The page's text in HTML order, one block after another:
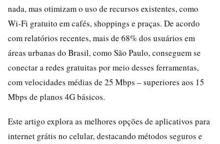
nada, mas otimizam o uso de recursos existentes, como
Wi-Fi gratuito em cafés, shoppings e praças. De acordo
com relatórios recentes, mais de 68% dos usuários em
áreas urbanas do Brasil, como São Paulo, conseguem se
conectar a redes gratuitas por meio desses ferramentas,
com velocidades médias de 25 Mbps – superiores aos 15
Mbps de planos 4G básicos.
Este artigo explora as melhores opções de aplicativos para
internet grátis no celular, destacando métodos seguros e